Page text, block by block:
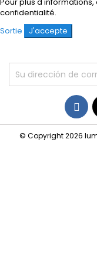
Pour plus
confidentialité.
Sortie
J'accepte
© Copyright 2026